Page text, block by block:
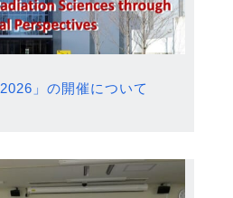
」の開催について